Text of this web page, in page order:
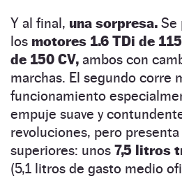
Y al final, una sorpresa. Se
los motores 1.6 TDi de
de 150 CV, ambos con
marchas. El segundo corre
funcionamiento
empuje suave y
revoluciones, pero
superiores: unos 7,5 litros
(5,1 litros de gasto medio